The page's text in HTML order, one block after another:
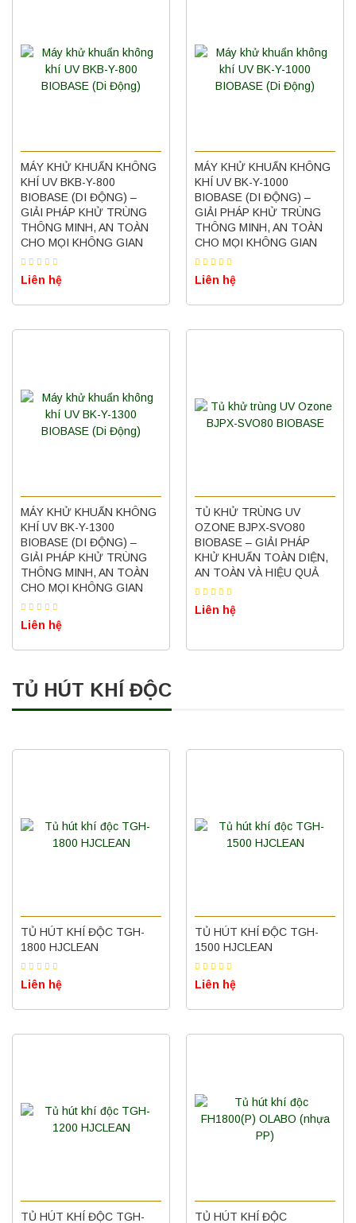
MÁY KHỬ KHUẨN KHÔNG
KHÍ UV BKB-Y-800
BIOBASE (DI ĐỘNG) –
GIẢI PHÁP KHỬ TRÙNG
THÔNG MINH, AN TOÀN
CHO MỌI KHÔNG GIAN
Liên hệ
MÁY KHỬ KHUẨN KHÔNG
KHÍ UV BK-Y-1000
BIOBASE (DI ĐỘNG) –
GIẢI PHÁP KHỬ TRÙNG
THÔNG MINH, AN TOÀN
CHO MỌI KHÔNG GIAN
Liên hệ
MÁY KHỬ KHUẨN KHÔNG
KHÍ UV BK-Y-1300
BIOBASE (DI ĐỘNG) –
GIẢI PHÁP KHỬ TRÙNG
THÔNG MINH, AN TOÀN
CHO MỌI KHÔNG GIAN
Liên hệ
TỦ KHỬ TRÙNG UV
OZONE BJPX-SVO80
BIOBASE – GIẢI PHÁP
KHỬ KHUẨN TOÀN DIỆN,
AN TOÀN VÀ HIỆU QUẢ
Liên hệ
TỦ HÚT KHÍ ĐỘC
TỦ HÚT KHÍ ĐỘC TGH-
1800 HJCLEAN
Liên hệ
TỦ HÚT KHÍ ĐỘC TGH-
1500 HJCLEAN
Liên hệ
TỦ HÚT KHÍ ĐỘC TGH- TỦ HÚT KHÍ ĐỘC